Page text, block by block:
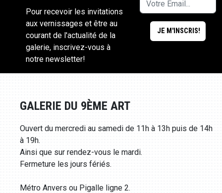
Pour recevoir les invitations
aux vernissages et être au
courant de l'actualité de la
galerie, inscrivez-vous à
notre newsletter!
GALERIE DU 9ÈME ART
Ouvert du mercredi au samedi de 11h à 13h puis de 14h
à 19h.
Ainsi que sur rendez-vous le mardi.
Fermeture les jours fériés.
Métro Anvers ou Pigalle ligne 2.